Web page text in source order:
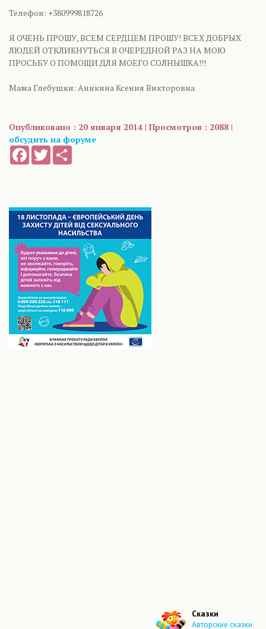
Телефон: +380999818726
Я ОЧЕНЬ ПРОШУ, ВСЕМ СЕРДЦЕМ ПРОШУ! ВСЕХ ДОБРЫХ
ЛЮДЕЙ ОТКЛИКНУТЬСЯ В ОЧЕРЕДНОЙ РАЗ НА МОЮ
ПРОСЬБУ О ПОМОЩИ ДЛЯ МОЕГО СОЛНЫШКА!!!
Мама Глебушки: Аникина Ксения Викторовна
Опубликовано : 20 января 2014 | Просмотров : 2088 |
обсудить на форуме
FacebookTwitter
Сказки
Авторские сказки